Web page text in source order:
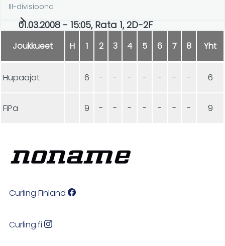
III-divisioona
01.03.2008 - 15:05, Rata 1, 2D-2F
Joukkueet H 1 2 3 4 5 6 7 8 Yht
Hupaajat 6 - - - - - - - 6
FiPa 9 - - - - - - - 9
Curling Finland
Curling.fi